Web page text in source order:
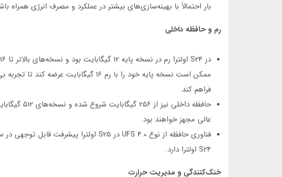
بار احتمالاً با بهینه‌سازی‌های بیشتر در عملکرد و مصرف انرژی همراه
رم و حافظه داخلی
ممکن است نسخه پایه خود را با رم 16
فراهم کند.
عالی مجهز خواهند بود.
S24 اولترا دارد.
خنک‌کنندگی و مدیریت حرارت